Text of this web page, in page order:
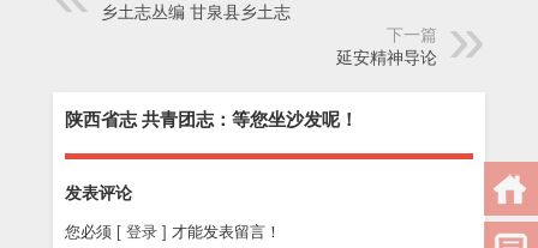
乡土志丛编 甘泉县乡土志
下一篇
延安精神导论
陕西省志 共青团志：等您坐沙发呢！
发表评论
您必须 [ 登录 ] 才能发表留言！